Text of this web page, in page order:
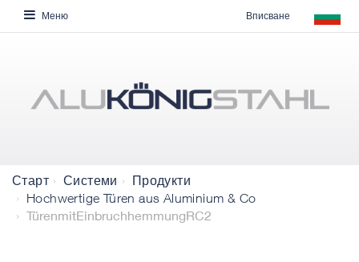
Меню Вписване
Старт Системи
Продукти
Hochwertige Türen aus Aluminium & Co
TürenmitEinbruchhemmungRC2